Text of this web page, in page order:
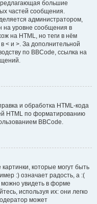
большие
частей сообщения.
администратором,
на уровне сообщения в
на HTML, но теги в нём
< и >. За дополнительной
по BBCode, ссылка на
и обработка HTML-кода
HTML по форматированию
BBCode.
которые могут быть
:) означает радость, а :(
можно увидеть в форме
используя их: они легко
может